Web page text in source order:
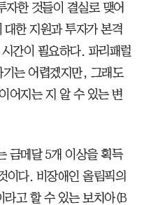
자한 것들이 결실로 맺어
한 지원과 투자가 본격
간이 필요하다. 파리패럴
는 어렵겠지만, 그래도
어지는 지 알 수 있는 변
금메달 5개 이상을 획득
이다. 비장애인 올림픽의
라고 할 수 있는 보치아(B